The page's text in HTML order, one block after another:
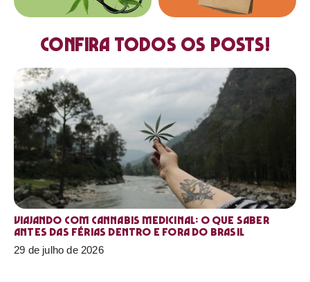
Confira todos os posts!
Viajando com cannabis medicinal: o que saber
antes das férias dentro e fora do Brasil
29 de julho de 2026